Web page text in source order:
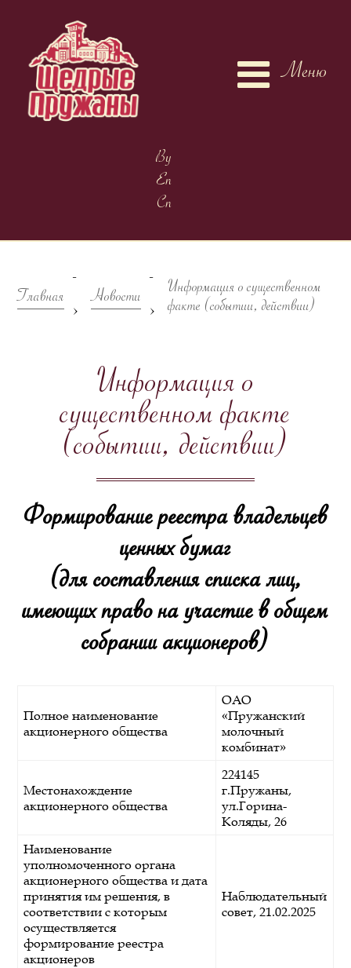
Меню
By
En
Cn
Главная
-
> Новости
-
>
Информация о существенном
факте (событии, действии)
Информация о
существенном факте
(событии, действии)
Формирование реестра владельцев
ценных бумаг
(для составления списка лиц,
имеющих право на участие в общем
собрании акционеров)
Полное наименование
акционерного общества
ОАО
«Пружанский
молочный
комбинат»
Местонахождение
акционерного общества
224145
г.Пружаны,
ул.Горина-
Коляды, 26
Наименование
уполномоченного органа
акционерного общества и дата
принятия им решения, в
соответствии с которым
осуществляется
формирование реестра
акционеров
Наблюдательный
совет, 21.02.2025